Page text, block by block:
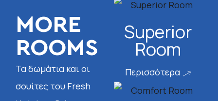
MORE
ROOMS
Τα δωμάτια και οι
σουίτες του Fresh
Superior
Room
Περισσότερα